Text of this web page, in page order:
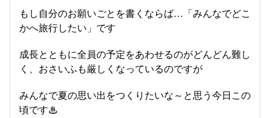
もし自分のお願いごとを書くならば…「みんなでどこ
かへ旅行したい」です
成長とともに全員の予定をあわせるのがどんどん難し
く、おさいふも厳しくなっているのですが
みんなで夏の思い出をつくりたいな～と思う今日この
頃です♨